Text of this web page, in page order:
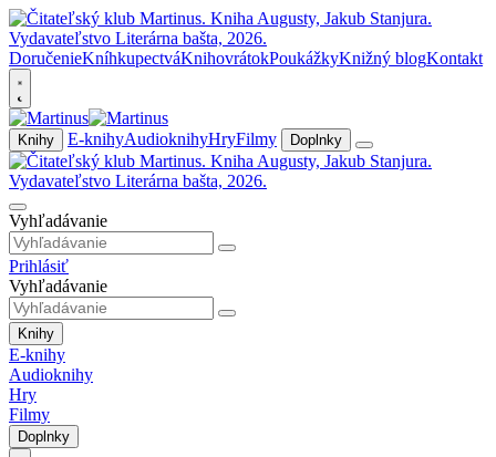
DoručenieKníhkupectváKnihovrátokPoukážkyKnižný blogKontakt
Knihy E-knihyAudioknihyHryFilmy Doplnky
Vyhľadávanie
Prihlásiť
Vyhľadávanie
Knihy
E-knihy
Audioknihy
Hry
Filmy
Doplnky